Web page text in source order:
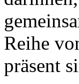
Reihe
präsent